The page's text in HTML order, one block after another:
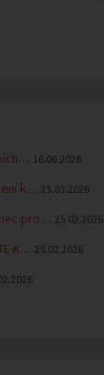
16.06.2026
k… 23.03.2026
pro… 25.02.2026
K… 25.02.2026